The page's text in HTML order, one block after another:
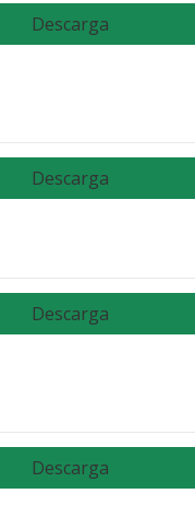
Descarga
Descarga
Descarga
Descarga